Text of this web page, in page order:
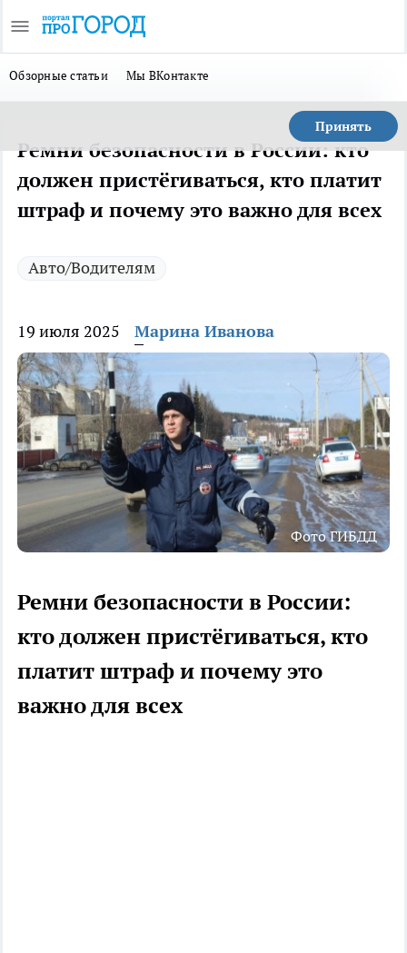
Обзорные статьи Мы ВКонтакте
Принять
Ремни безопасности в России: кто
должен пристёгиваться, кто платит
штраф и почему это важно для всех
Авто/Водителям
19 июля 2025 Марина Иванова
Фото ГИБДД
Ремни безопасности в России:
кто должен пристёгиваться, кто
платит штраф и почему это
важно для всех